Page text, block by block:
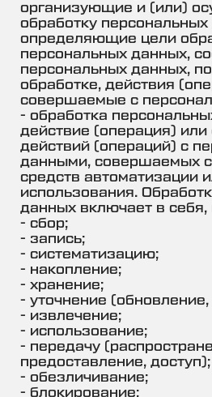
организующие и (или)
обработку
определяющие цели
персональных данных,
персональных данных,
обработке, действия
совершаемые с
- обработка
действие (операция) или
действий (операций) с
данными, совершаемых
средств автоматизации
использования.
данных включает в себя,
- сбор;
- запись;
- систематизацию;
- накопление;
- хранение;
- уточнение
- извлечение;
- использование;
- передачу
предоставление, доступ);
- обезличивание;
- блокирование;